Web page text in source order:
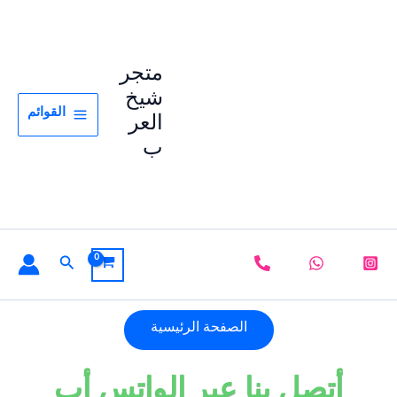
متجر
شيخ
العر
ب
القوائم
البحث
الصفحة الرئيسية
أتصل بنا عبر الواتس أب